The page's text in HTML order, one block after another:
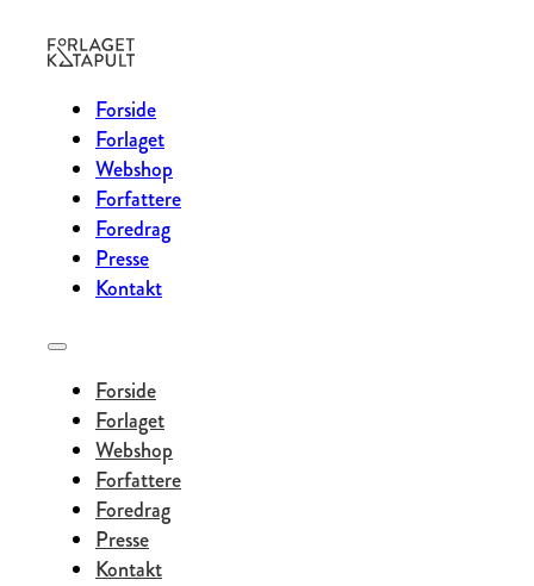
Forside
Forlaget
Webshop
Forfattere
Foredrag
Presse
Kontakt
Forside
Forlaget
Webshop
Forfattere
Foredrag
Presse
Kontakt